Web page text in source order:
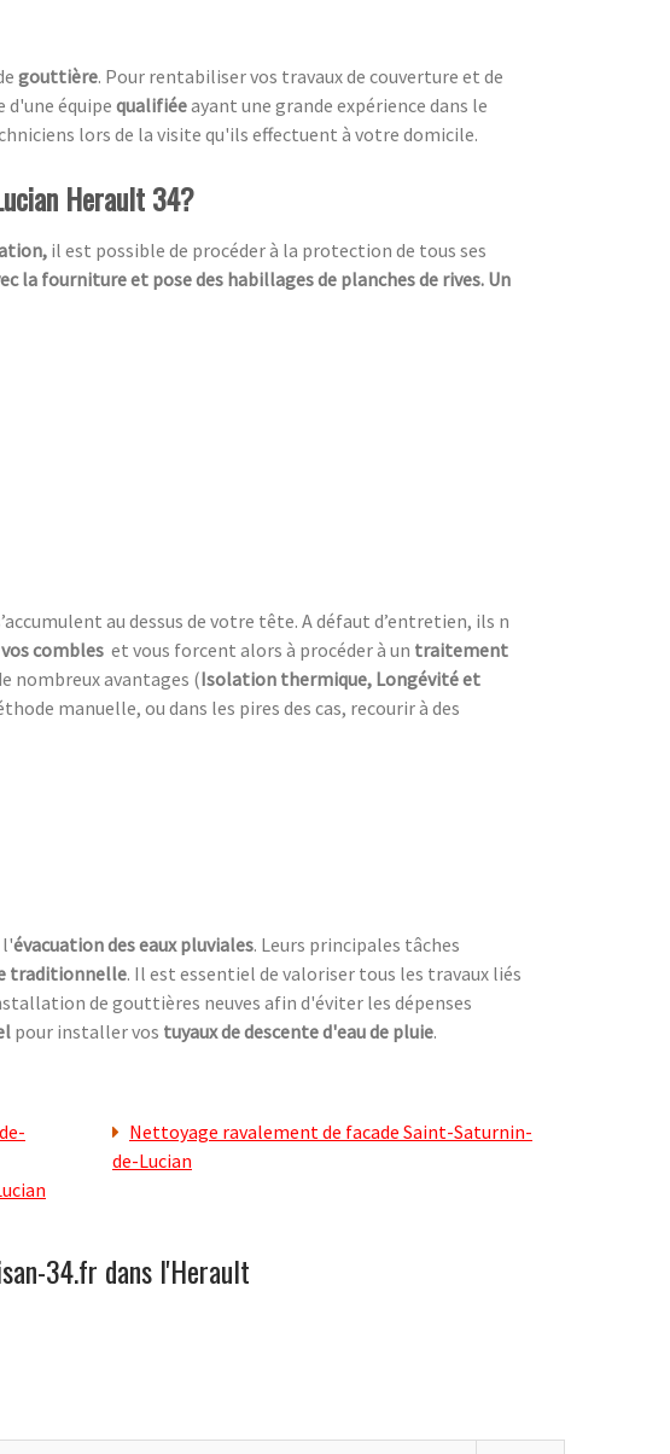
gouttière. Pour rentabiliser vos travaux de couverture et de
d'une équipe qualifiéeayant une grande expérience dans le
lors de la visite qu'ils effectuent à votre domicile.
Herault 34?
il est possible de procéder à la protection de tous ses
la fourniture et pose des habillages de planches de rives. Un
au dessus de votre tête. A défaut d’entretien, ils n
combles et vous forcent alors à procéder à un traitement
nombreux avantages (Isolation thermique, Longévité et
manuelle, ou dans les pires des cas, recourir à des
l'évacuation des eaux pluviales. Leurs principales tâches
traditionnelle. Il est essentiel de valoriser tous les travaux liés
de gouttières neuves afin d'éviter les dépenses
pour installer vos tuyaux de descente d'eau de pluie.
Nettoyage ravalement de facade Saint-Saturnin-
de-Lucian
34.fr dans l'Herault